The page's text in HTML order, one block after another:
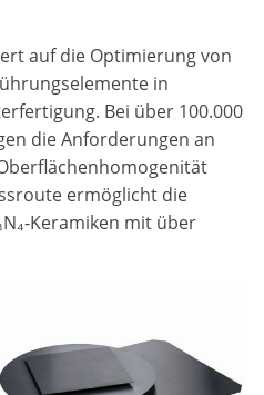
auf die Optimierung von
in
Bei über 100.000
die Anforderungen an
ermöglicht die
Keramiken mit über